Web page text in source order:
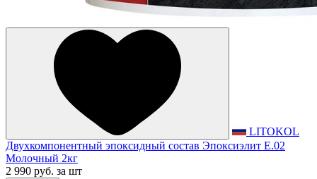
LITOKOL
Двухкомпонентный эпоксидный состав Эпоксиэлит E.02
Молочный 2кг
2 990 руб. за шт